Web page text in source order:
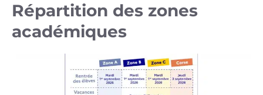
Répartition des zones
académiques